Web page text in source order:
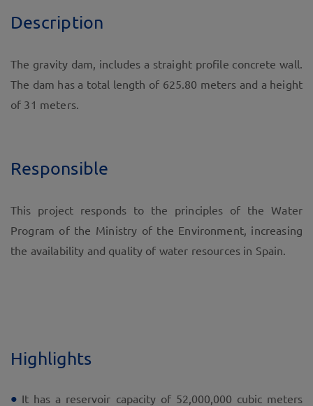
Description
The gravity dam, includes a straight profile concrete wall.
The dam has a total length of 625.80 meters and a height
of 31 meters.
Responsible
This project responds to the principles of the Water
Program of the Ministry of the Environment, increasing
the availability and quality of water resources in Spain.
Highlights
It has a reservoir capacity of 52,000,000 cubic meters